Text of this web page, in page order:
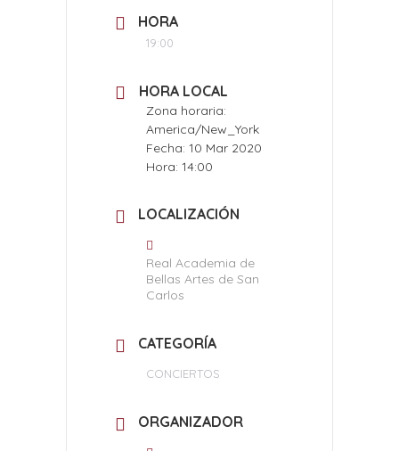
HORA
19:00
HORA LOCAL
Zona horaria:
America/New_York
Fecha: 10 Mar 2020
Hora: 14:00
LOCALIZACIÓN
Real Academia de
Bellas Artes de San
Carlos
CATEGORÍA
CONCIERTOS
ORGANIZADOR